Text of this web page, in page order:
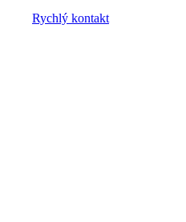
Rychlý kontakt